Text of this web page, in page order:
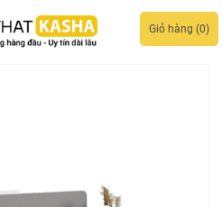
Giỏ hàng (0)